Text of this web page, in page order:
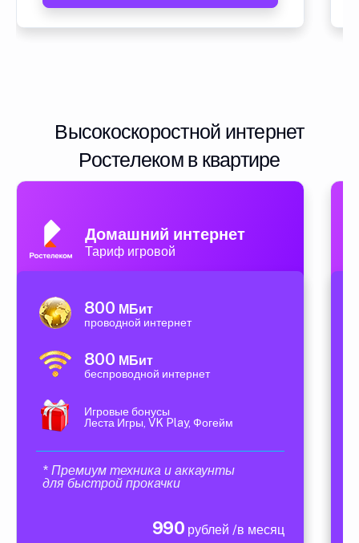
Высокоскоростной интернет
Ростелеком в квартире
Домашний интернет
Тариф игровой
800 МБит
проводной интернет
800 МБит
беспроводной интернет
Игровые бонусы
Леста Игры, VK Play, Фогейм
* Премиум техника и аккаунты
для быстрой прокачки
990 рублей /в месяц